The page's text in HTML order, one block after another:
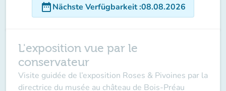
date_rangeNächste Verfügbarkeit:08.08.2026
L'exposition vue par le
conservateur
Visite guidée de l’exposition Roses & Pivoines par la
directrice du musée au château de Bois-Préau